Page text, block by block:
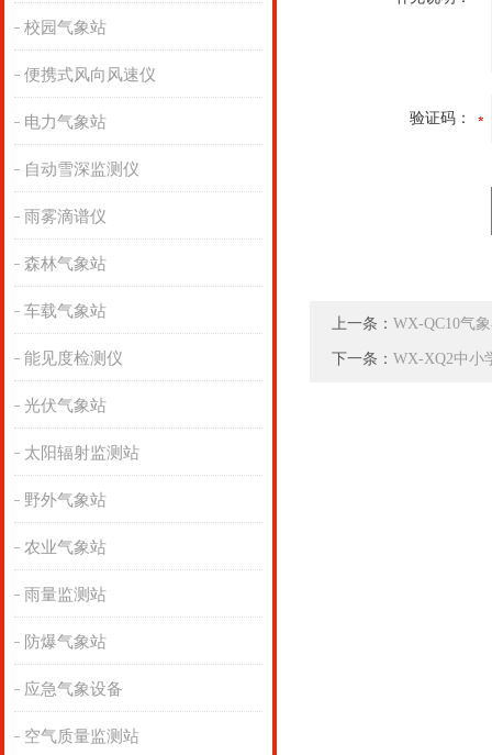
校园气象站
便携式风向风速仪
电力气象站
自动雪深监测仪
雨雾滴谱仪
森林气象站
车载气象站
能见度检测仪
光伏气象站
太阳辐射监测站
野外气象站
农业气象站
雨量监测站
防爆气象站
应急气象设备
空气质量监测站
验证码：
上一条： WX-QC10气
下一条： WX-XQ2中小